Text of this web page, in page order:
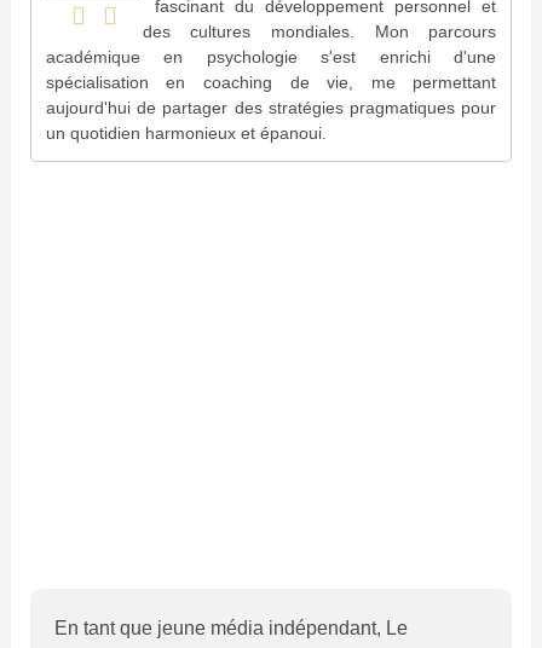
fascinant du développement personnel et
des cultures mondiales. Mon parcours
académique en psychologie s'est enrichi d'une
spécialisation en coaching de vie, me permettant
aujourd'hui de partager des stratégies pragmatiques pour
un quotidien harmonieux et épanoui.
En tant que jeune média indépendant, Le